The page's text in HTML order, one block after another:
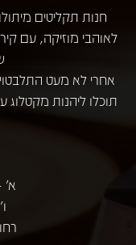
לאוהבי מוזיקה, עם
אחרי לא מעט
תוכלו ליהנות מקטלוג
א' - ה':
ו'
רחוב